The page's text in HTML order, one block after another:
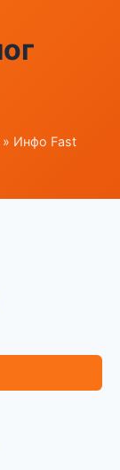
» Инфо Fast